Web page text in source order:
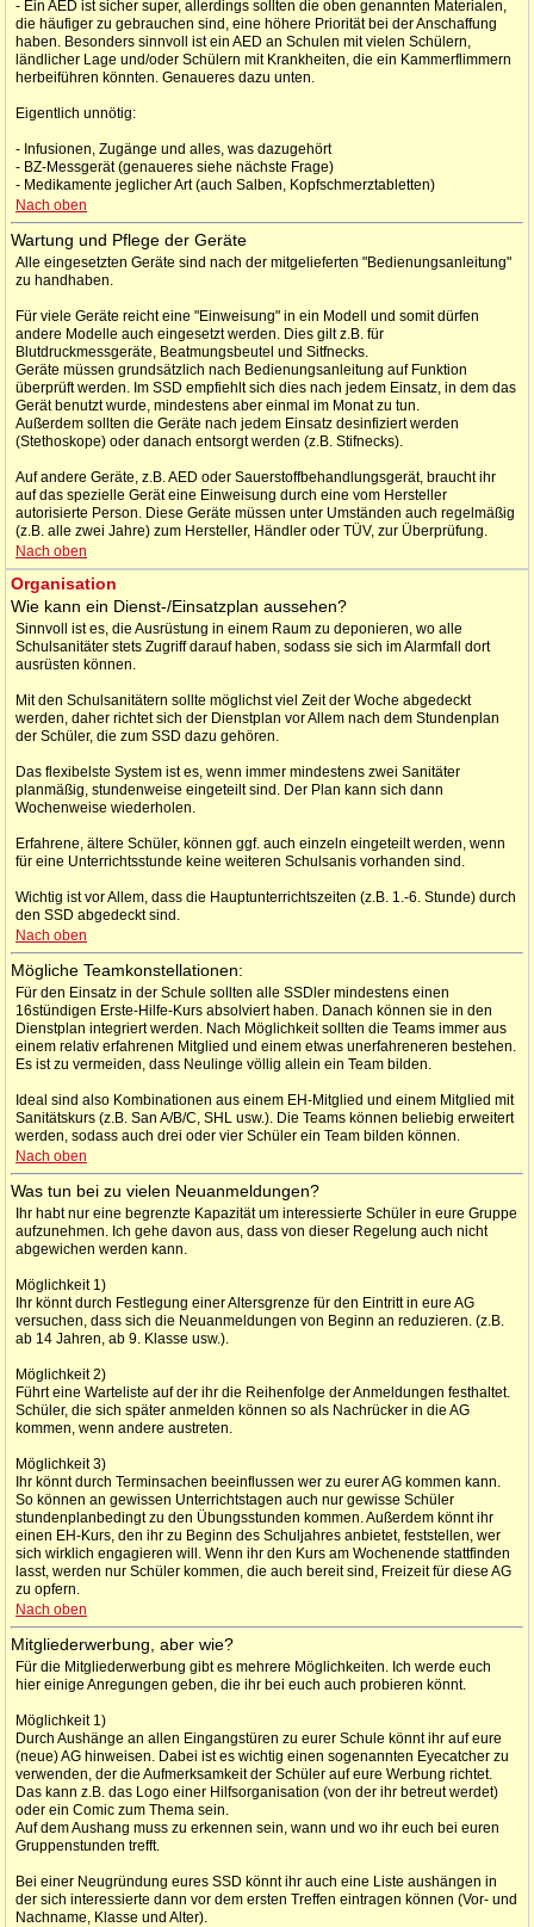
- Ein AED ist sicher super, allerdings sollten die oben genannten Materialen,
die häufiger zu gebrauchen sind, eine höhere Priorität bei der Anschaffung
haben. Besonders sinnvoll ist ein AED an Schulen mit vielen Schülern,
ländlicher Lage und/oder Schülern mit Krankheiten, die ein Kammerflimmern
herbeiführen könnten. Genaueres dazu unten.
Eigentlich unnötig:
- Infusionen, Zugänge und alles, was dazugehört
- BZ-Messgerät (genaueres siehe nächste Frage)
- Medikamente jeglicher Art (auch Salben, Kopfschmerztabletten)
Nach oben
Wartung und Pflege der Geräte
Alle eingesetzten Geräte sind nach der mitgelieferten "Bedienungsanleitung"
zu handhaben.
Für viele Geräte reicht eine "Einweisung" in ein Modell und somit dürfen
andere Modelle auch eingesetzt werden. Dies gilt z.B. für
Blutdruckmessgeräte, Beatmungsbeutel und Sitfnecks.
Geräte müssen grundsätzlich nach Bedienungsanleitung auf Funktion
überprüft werden. Im SSD empfiehlt sich dies nach jedem Einsatz, in dem das
Gerät benutzt wurde, mindestens aber einmal im Monat zu tun.
Außerdem sollten die Geräte nach jedem Einsatz desinfiziert werden
(Stethoskope) oder danach entsorgt werden (z.B. Stifnecks).
Auf andere Geräte, z.B. AED oder Sauerstoffbehandlungsgerät, braucht ihr
auf das spezielle Gerät eine Einweisung durch eine vom Hersteller
autorisierte Person. Diese Geräte müssen unter Umständen auch regelmäßig
(z.B. alle zwei Jahre) zum Hersteller, Händler oder TÜV, zur Überprüfung.
Nach oben
Organisation
Wie kann ein Dienst-/Einsatzplan aussehen?
Sinnvoll ist es, die Ausrüstung in einem Raum zu deponieren, wo alle
Schulsanitäter stets Zugriff darauf haben, sodass sie sich im Alarmfall dort
ausrüsten können.
Mit den Schulsanitätern sollte möglichst viel Zeit der Woche abgedeckt
werden, daher richtet sich der Dienstplan vor Allem nach dem Stundenplan
der Schüler, die zum SSD dazu gehören.
Das flexibelste System ist es, wenn immer mindestens zwei Sanitäter
planmäßig, stundenweise eingeteilt sind. Der Plan kann sich dann
Wochenweise wiederholen.
Erfahrene, ältere Schüler, können ggf. auch einzeln eingeteilt werden, wenn
für eine Unterrichtsstunde keine weiteren Schulsanis vorhanden sind.
Wichtig ist vor Allem, dass die Hauptunterrichtszeiten (z.B. 1.-6. Stunde) durch
den SSD abgedeckt sind.
Nach oben
Mögliche Teamkonstellationen:
Für den Einsatz in der Schule sollten alle SSDler mindestens einen
16stündigen Erste-Hilfe-Kurs absolviert haben. Danach können sie in den
Dienstplan integriert werden. Nach Möglichkeit sollten die Teams immer aus
einem relativ erfahrenen Mitglied und einem etwas unerfahreneren bestehen.
Es ist zu vermeiden, dass Neulinge völlig allein ein Team bilden.
Ideal sind also Kombinationen aus einem EH-Mitglied und einem Mitglied mit
Sanitätskurs (z.B. San A/B/C, SHL usw.). Die Teams können beliebig erweitert
werden, sodass auch drei oder vier Schüler ein Team bilden können.
Nach oben
Was tun bei zu vielen Neuanmeldungen?
Ihr habt nur eine begrenzte Kapazität um interessierte Schüler in eure Gruppe
aufzunehmen. Ich gehe davon aus, dass von dieser Regelung auch nicht
abgewichen werden kann.
Möglichkeit 1)
Ihr könnt durch Festlegung einer Altersgrenze für den Eintritt in eure AG
versuchen, dass sich die Neuanmeldungen von Beginn an reduzieren. (z.B.
ab 14 Jahren, ab 9. Klasse usw.).
Möglichkeit 2)
Führt eine Warteliste auf der ihr die Reihenfolge der Anmeldungen festhaltet.
Schüler, die sich später anmelden können so als Nachrücker in die AG
kommen, wenn andere austreten.
Möglichkeit 3)
Ihr könnt durch Terminsachen beeinflussen wer zu eurer AG kommen kann.
So können an gewissen Unterrichtstagen auch nur gewisse Schüler
stundenplanbedingt zu den Übungsstunden kommen. Außerdem könnt ihr
einen EH-Kurs, den ihr zu Beginn des Schuljahres anbietet, feststellen, wer
sich wirklich engagieren will. Wenn ihr den Kurs am Wochenende stattfinden
lasst, werden nur Schüler kommen, die auch bereit sind, Freizeit für diese AG
zu opfern.
Nach oben
Mitgliederwerbung, aber wie?
Für die Mitgliederwerbung gibt es mehrere Möglichkeiten. Ich werde euch
hier einige Anregungen geben, die ihr bei euch auch probieren könnt.
Möglichkeit 1)
Durch Aushänge an allen Eingangstüren zu eurer Schule könnt ihr auf eure
(neue) AG hinweisen. Dabei ist es wichtig einen sogenannten Eyecatcher zu
verwenden, der die Aufmerksamkeit der Schüler auf eure Werbung richtet.
Das kann z.B. das Logo einer Hilfsorganisation (von der ihr betreut werdet)
oder ein Comic zum Thema sein.
Auf dem Aushang muss zu erkennen sein, wann und wo ihr euch bei euren
Gruppenstunden trefft.
Bei einer Neugründung eures SSD könnt ihr auch eine Liste aushängen in
der sich interessierte dann vor dem ersten Treffen eintragen können (Vor- und
Nachname, Klasse und Alter).